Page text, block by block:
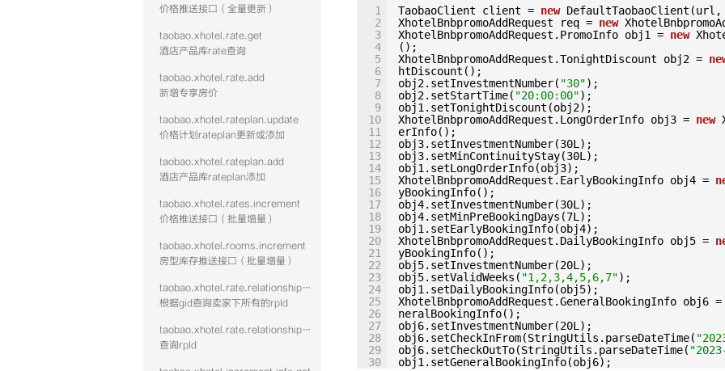
价格推送接口（全量更新）
taobao.xhotel.rate.get
酒店产品库rate查询
taobao.xhotel.rate.add
新增专享房价
taobao.xhotel.rateplan.update
价格计划rateplan更新或添加
taobao.xhotel.rateplan.add
酒店产品库rateplan添加
taobao.xhotel.rates.increment
价格推送接口（批量增量）
taobao.xhotel.rooms.increment
房型库存推送接口（批量增量）
taobao.xhotel.rate.relationshipwithrp.get
根据gid查询卖家下所有的rpId
taobao.xhotel.rate.relationshipwithroom.get
查询rpId
1
2
3
4
5
6
7
8
9
10
11
12
13
14
15
16
17
18
19
20
21
22
23
24
25
26
27
28
29
30
TaobaoClient client = new
XhotelBnbpromoAddRequest req = new
XhotelBnbpromoAddRequest.PromoInfo obj1 = new
();
XhotelBnbpromoAddRequest.TonightDiscount obj2 =
htDiscount();
obj2.setInvestmentNumber( "30");
obj2.setStartTime( "20:00:00");
obj1.setTonightDiscount(obj2);
XhotelBnbpromoAddRequest.LongOrderInfo obj3 = new
erInfo();
obj3.setInvestmentNumber(30L);
obj3.setMinContinuityStay(30L);
obj1.setLongOrderInfo(obj3);
XhotelBnbpromoAddRequest.EarlyBookingInfo obj4 =
yBookingInfo();
obj4.setInvestmentNumber(30L);
obj4.setMinPreBookingDays(7L);
obj1.setEarlyBookingInfo(obj4);
XhotelBnbpromoAddRequest.DailyBookingInfo obj5 =
yBookingInfo();
obj5.setInvestmentNumber(20L);
obj5.setValidWeeks( "1,2,3,4,5,6,7");
obj1.setDailyBookingInfo(obj5);
XhotelBnbpromoAddRequest.GeneralBookingInfo obj6
neralBookingInfo();
obj6.setInvestmentNumber(20L);
obj6.setCheckInFrom(StringUtils.parseDateTime(
obj6.setCheckOutTo(StringUtils.parseDateTime(
obj1.setGeneralBookingInfo(obj6);